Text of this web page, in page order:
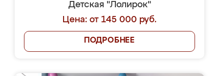
Детская "Лолирок"
Цена: от 145 000 руб.
ПОДРОБНЕЕ